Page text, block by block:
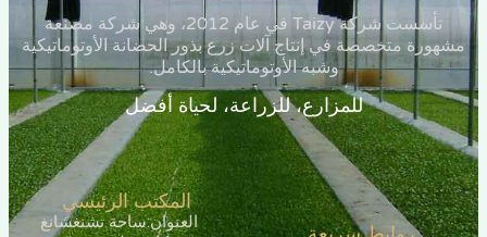
تأسست شركة Taizy في عام 2012، وهي شركة مصنعة
متخصصة في إنتاج آلات زرع بذور الحضانة الأوتوماتيكية
وشبه الأوتوماتيكية بالكامل.
للمزارع، للزراعة، لحياة أفضل
المكتب الرئيسي
العنوان:ساحة تشنغشانغ